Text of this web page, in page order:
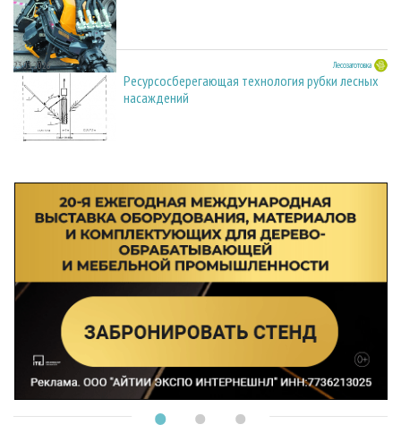
23.03.2026 Лесозаготовка
Ресурсосберегающая технология рубки лесных
насаждений